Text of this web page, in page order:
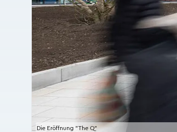
Die Eröffnung "The Q"